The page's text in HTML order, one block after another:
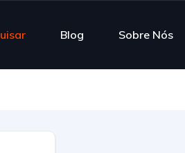
Blog Sobre Nós